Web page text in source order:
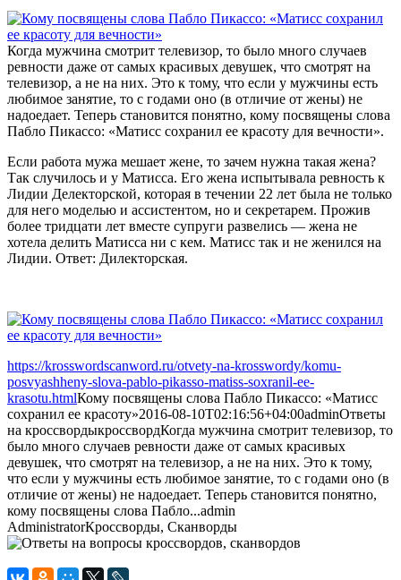
Когда мужчина смотрит телевизор, то было много случаев
ревности даже от самых красивых девушек, что смотрят на
телевизор, а не на них. Это к тому, что если у мужчины есть
любимое занятие, то с годами оно (в отличие от жены) не
надоедает. Теперь становится понятно, кому посвящены слова
Пабло Пикассо: «Матисс сохранил ее красоту для вечности».
Если работа мужа мешает жене, то зачем нужна такая жена?
Так случилось и у Матисса. Его жена испытывала ревность к
Лидии Делекторской, которая в течении 22 лет была не только
для него моделью и ассистентом, но и секретарем. Прожив
более тридцати лет вместе супруги развелись — жена не
хотела делить Матисса ни с кем. Матисс так и не женился на
Лидии. Ответ: Дилекторская.
https://krosswordscanword.ru/otvety-na-krosswordy/komu-
posvyashheny-slova-pablo-pikasso-matiss-soxranil-ee-
krasotu.htmlКому посвящены слова Пабло Пикассо: «Матисс
сохранил ее красоту»2016-08-10T02:16:56+04:00adminОтветы
на кроссвордыкроссвордКогда мужчина смотрит телевизор, то
было много случаев ревности даже от самых красивых
девушек, что смотрят на телевизор, а не на них. Это к тому,
что если у мужчины есть любимое занятие, то с годами оно (в
отличие от жены) не надоедает. Теперь становится понятно,
кому посвящены слова Пабло...admin
AdministratorКроссворды, Сканворды